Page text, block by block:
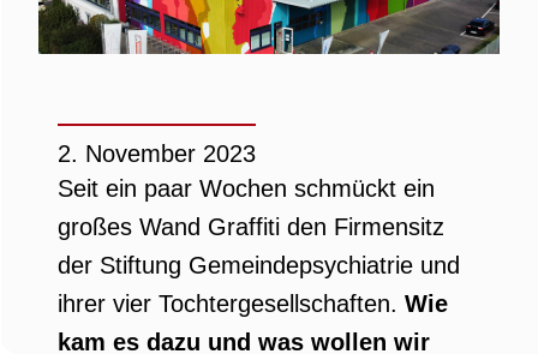
2. November 2023
Seit ein paar Wochen schmückt ein
großes Wand Graffiti den Firmensitz
der Stiftung Gemeindepsychiatrie und
ihrer vier Tochtergesellschaften. Wie
kam es dazu und was wollen wir